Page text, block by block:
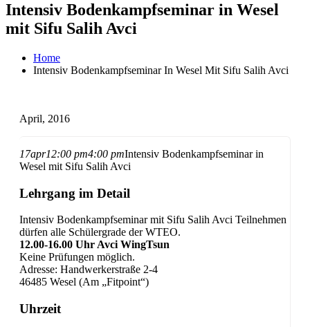
Intensiv Bodenkampfseminar in Wesel
mit Sifu Salih Avci
Home
Intensiv Bodenkampfseminar In Wesel Mit Sifu Salih Avci
April, 2016
17apr12:00 pm4:00 pmIntensiv Bodenkampfseminar in
Wesel mit Sifu Salih Avci
Lehrgang im Detail
Intensiv Bodenkampfseminar mit Sifu Salih Avci Teilnehmen
dürfen alle Schülergrade der WTEO.
12.00-16.00 Uhr Avci WingTsun
Keine Prüfungen möglich.
Adresse: Handwerkerstraße 2-4
46485 Wesel (Am „Fitpoint“)
Uhrzeit